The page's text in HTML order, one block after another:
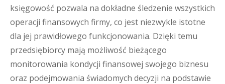
księgowość pozwala na dokładne śledzenie wszystkich
operacji finansowych firmy, co jest niezwykle istotne
dla jej prawidłowego funkcjonowania. Dzięki temu
przedsiębiorcy mają możliwość bieżącego
monitorowania kondycji finansowej swojego biznesu
oraz podejmowania świadomych decyzji na podstawie